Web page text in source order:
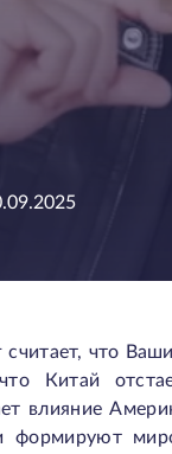
что
Китай
влияние
и формируют